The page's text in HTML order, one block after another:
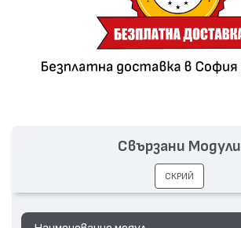
Свързани Модули
СКРИЙ